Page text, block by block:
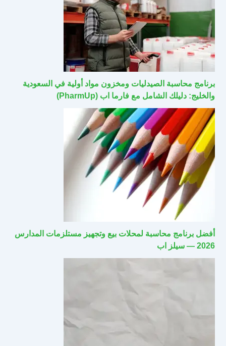
برنامج محاسبة الصيدليات ومخزون مواد أولية في السعودية
والخليج: دليلك الشامل مع فارما اب (PharmUp)
أفضل برنامج محاسبة لمحلات بيع وتجهيز مستلزمات المدارس
2026 — سيلز اب